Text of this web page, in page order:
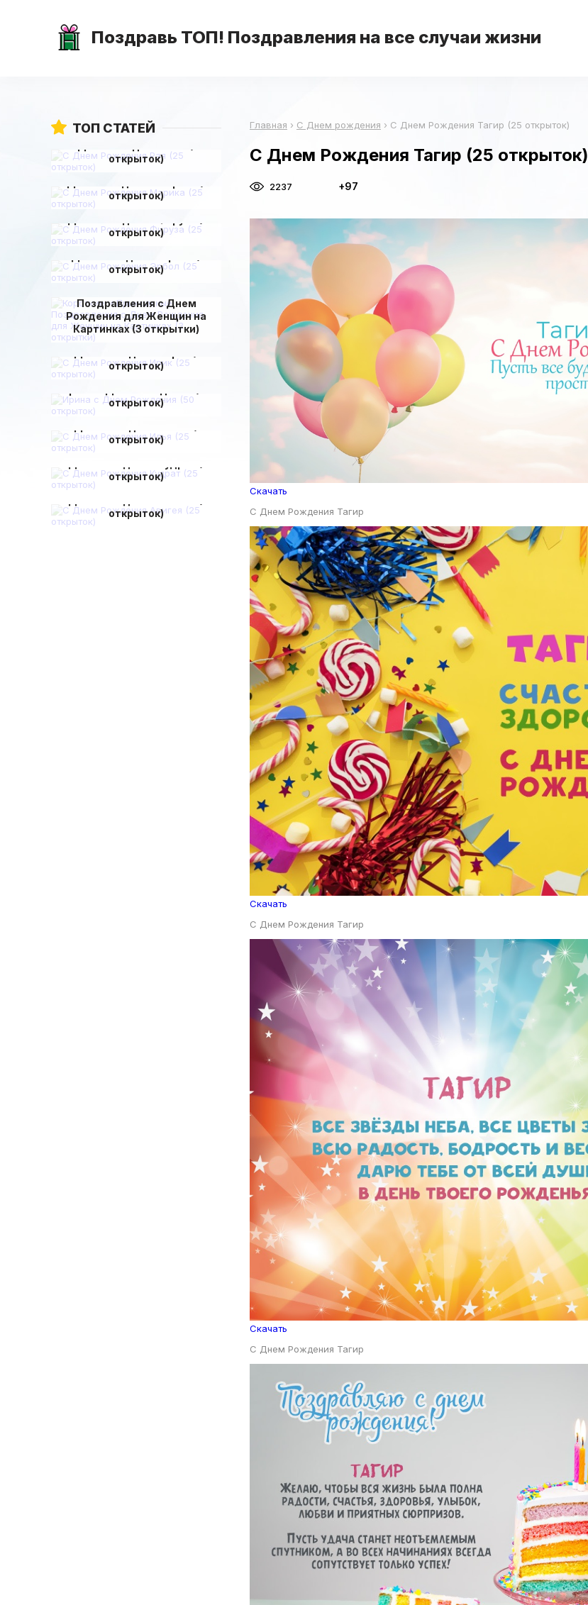
Поздравь ТОП! Поздравления на все случаи жизни
Главная › С Днем рождения › С Днем Рождения Тагир (25 открыток)
С Днем Рождения Тагир (25 открыток)
2237 +97
Скачать
С Днем Рождения Тагир
Скачать
С Днем Рождения Тагир
Скачать
С Днем Рождения Тагир
ТОП СТАТЕЙ
открыток)
открыток)
открыток)
открыток)
Поздравления с Днем
Рождения для Женщин на
Картинках (3 открытки)
открыток)
открыток)
открыток)
открыток)
открыток)